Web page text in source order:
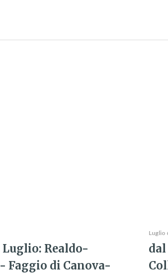
Luglio: Realdo-
Faggio di Canova-
Luglio